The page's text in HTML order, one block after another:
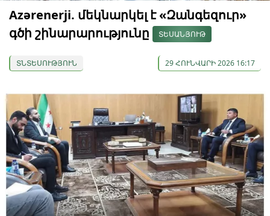
Azərenerji. մեկնարկել է «Զանգեզուր»
գծի շինարարությունը
ՏԵՍԱՆՅՈՒԹ
ՏՆՏԵՍՈՒԹՅՈՒՆ 29 ՀՈՒՆՎԱՐԻ 2026 16:17